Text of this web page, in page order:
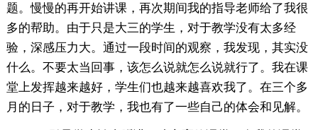
题。慢慢的再开始讲课，再次期间我的指导老师给了我很
多的帮助。由于只是大三的学生，对于教学没有太多经
验，深感压力大。通过一段时间的观察，我发现，其实没
什么。不要太当回事，该怎么说就怎么说就行了。我在课
堂上发挥越来越好，学生们也越来越喜欢我了。在三个多
月的日子，对于教学，我也有了一些自己的体会和见解。